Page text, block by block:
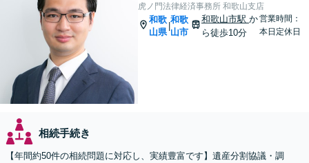
虎ノ門法律経済事務所 和歌山支店
和歌
山県
和歌
山市
和歌山市駅 か
ら徒歩10分
営業時間：
本日定休日
相続手続き
【年間約50件の相続問題に対応し、実績豊富です】遺産分割協議・調